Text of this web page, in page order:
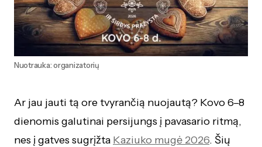
Nuotrauka: organizatorių
Ar jau jauti tą ore tvyrančią nuojautą? Kovo 6–8
dienomis galutinai persijungs į pavasario ritmą,
nes į gatves sugrįžta Kaziuko mugė 2026. Šių